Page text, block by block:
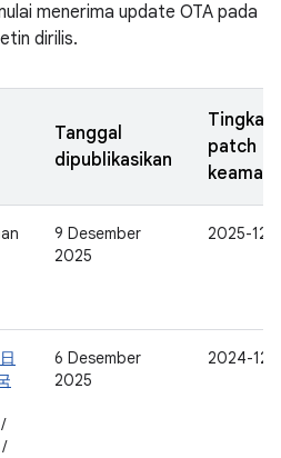
menerima update OTA pada
dirilis.
Tanggal
dipublikasikan
Tingkat
patch
9 Desember
2025
2025-12-
日
/
/
6 Desember
2025
2024-12-